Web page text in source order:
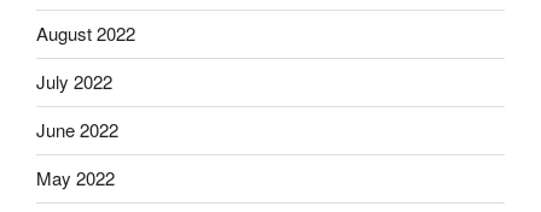
August 2022
July 2022
June 2022
May 2022